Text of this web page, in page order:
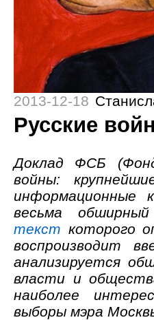
2013-12-18
Русские
Доклад ФСБ (Фонд
войны:
информационные
весьма
текст которого
воспроизводит
анализируется
власти и
наиболее
выборы мэра